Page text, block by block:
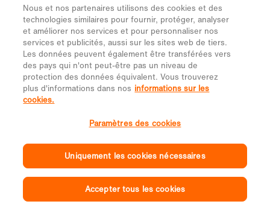
Nous et nos partenaires utilisons des cookies et des
technologies similaires pour fournir, protéger, analyser
et améliorer nos services et pour personnaliser nos
services et publicités, aussi sur les sites web de tiers.
Les données peuvent également être transférées vers
des pays qui n'ont peut-être pas un niveau de
protection des données équivalent. Vous trouverez
plus d'informations dans nos informations sur les
cookies.
Paramètres des cookies
Uniquement les cookies nécessaires
Accepter tous les cookies